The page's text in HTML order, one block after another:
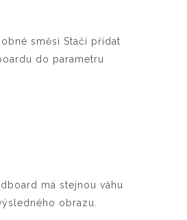
směsi Stačí přidat
do parametru
má stejnou váhu
obrazu.